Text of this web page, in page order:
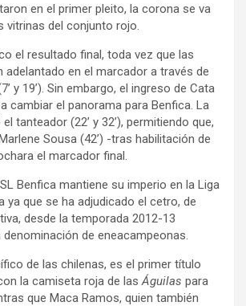
en el primer pleito, la corona se va
vitrinas del conjunto rojo.
el resultado final, toda vez que las
adelantado en el marcador a través de
y 19’). Sin embargo, el ingreso de Cata
cambiar el panorama para Benfica. La
tanteador (22’ y 32’), permitiendo que,
Sousa (42’) -tras habilitación de
el marcador final.
Benfica mantiene su imperio en la Liga
ya que se ha adjudicado el cetro, de
desde la temporada 2012-13
de eneacampeonas.
de las chilenas, es el primer título
la camiseta roja de las Águilas para
que Maca Ramos, quien también